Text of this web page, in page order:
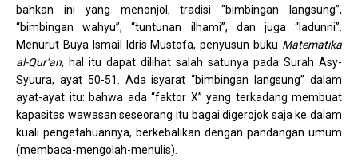
bahkan ini yang menonjol, tradisi “bimbingan langsung”,
“bimbingan wahyu”, “tuntunan ilhami”, dan juga “ladunni”.
Menurut Buya Ismail Idris Mustofa, penyusun buku Matematika
al-Qur’an, hal itu dapat dilihat salah satunya pada Surah Asy-
Syuura, ayat 50-51. Ada isyarat “bimbingan langsung” dalam
ayat-ayat itu: bahwa ada “faktor X” yang terkadang membuat
kapasitas wawasan seseorang itu bagai digerojok saja ke dalam
kuali pengetahuannya, berkebalikan dengan pandangan umum
(membaca-mengolah-menulis).